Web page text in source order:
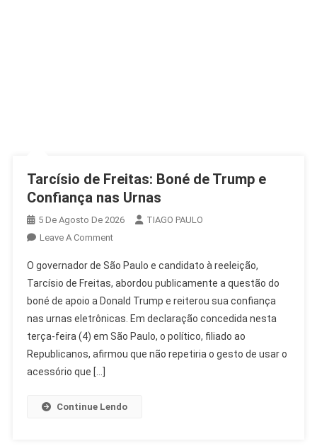
Tarcísio de Freitas: Boné de Trump e
Confiança nas Urnas
5 De Agosto De 2026
TIAGO PAULO
Leave A CommentOn
De
Freitas:
Boné
De
Trump
E
O governador de São Paulo e candidato à reeleição,
Tarcísio de Freitas, abordou publicamente a questão do
boné de apoio a Donald Trump e reiterou sua confiança
nas urnas eletrônicas. Em declaração concedida nesta
terça-feira (4) em São Paulo, o político, filiado ao
Republicanos, afirmou que não repetiria o gesto de usar o
acessório que […]
Continue Lendo